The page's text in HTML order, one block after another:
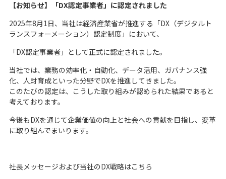
表面処理加工（建物）
アルマイト処理
ステンレス表面処理
ステンレス酸洗い
チタン表面処理
その他の金属
設計／試作
プレス
組立
バーチャル工場見学
会社概要トップ
企業理念
会社概要
コンプライアンス
マネジメントフロー
事業所紹介
数字で見る東陽理化学研究所
グループ会社
会社案内ダウンロード
日軽金グループの重要課題
「チーム日軽金」で新たな価値創造を
採用情報トップ
人事メッセージ
先輩紹介
職場紹介
採用FAQ
新卒採用データ
新卒エントリー
中途採用データ
コラム
お問い合わせ
プライバシーポリシー
【お知らせ】「DX認定事業者」に認定されました
2025年8月1日、当社は経済産業省が推進する「DX（デジタルト
ランスフォーメーション）認定制度」において、
「DX認定事業者」として正式に認定されました。
当社では、業務の効率化・自動化、データ活用、ガバナンス強
化、人財育成といった分野でDXを推進してきました。
このたびの認定は、こうした取り組みが認められた結果であると
考えております。
今後もDXを通じて企業価値の向上と社会への貢献を目指し、変革
に取り組んでまいります。
社長メッセージおよび当社のDX戦略はこちら